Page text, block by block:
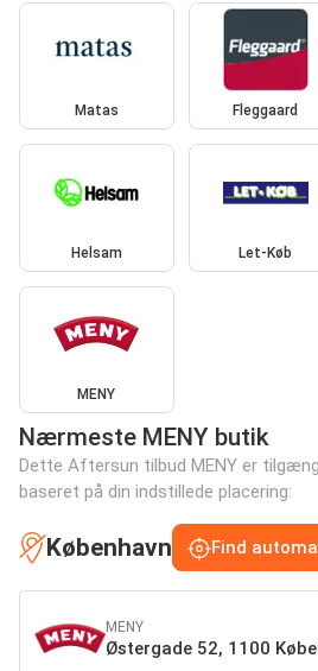
Matas Fleggaard
Helsam Let-Køb
MENY
Nærmeste MENY butik
Dette Aftersun tilbud MENY er
baseret på din indstillede placering:
København Find
MENY
Østergade 52, 1100